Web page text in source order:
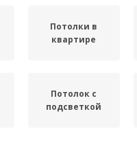
Потолки в
квартире
Потолок с
подсветкой